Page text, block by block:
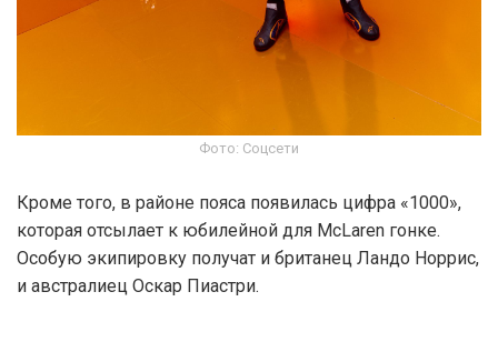
Фото: Соцсети
Кроме того, в районе пояса появилась цифра «1000»,
которая отсылает к юбилейной для McLaren гонке.
Особую экипировку получат и британец Ландо Норрис,
и австралиец Оскар Пиастри.